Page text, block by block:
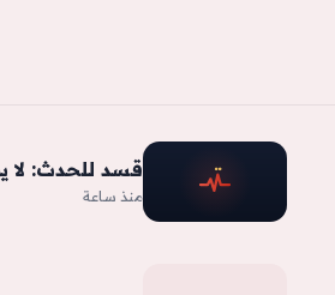
قسد للحدث: لا
منذ ساعة